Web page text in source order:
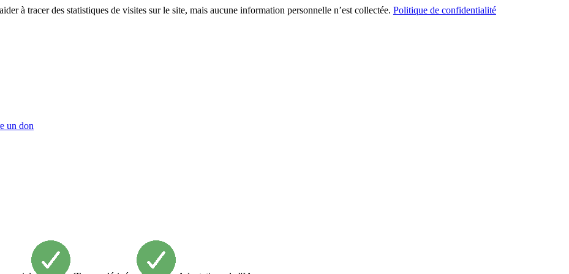
à tracer des statistiques de visites sur le site, mais aucune information personnelle n’est collectée. Politique de confidentialité
un don